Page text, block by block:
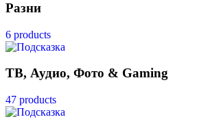
Разни
6 products
ТВ, Аудио, Фото & Gaming
47 products